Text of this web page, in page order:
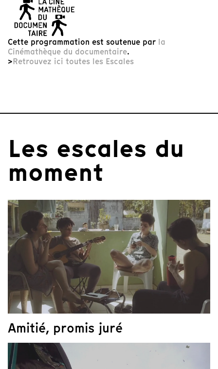
Cette programmation est soutenue par la
Cinémathèque du documentaire.
>Retrouvez ici toutes les Escales
Les escales du
moment
Amitié, promis juré